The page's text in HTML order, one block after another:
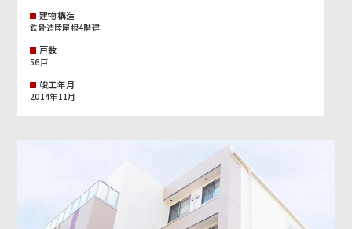
建物構造
鉄骨造陸屋根4階建
戸数
56戸
竣工年月
2014年11月